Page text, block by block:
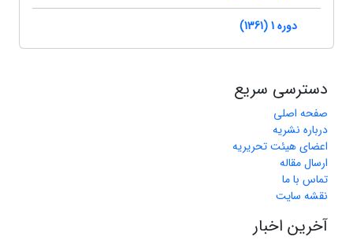
دوره 1 (1361)
دسترسی سریع
صفحه اصلی
درباره نشریه
اعضای هیئت تحریریه
ارسال مقاله
تماس با ما
نقشه سایت
آخرین اخبار